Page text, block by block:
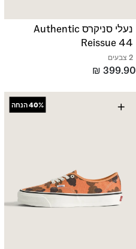
נעלי סניקרס Authentic
Reissue 44
2 צבעים
₪ 399.90
+
40%הנחה